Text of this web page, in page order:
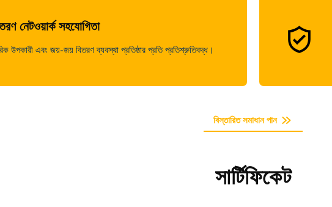
নেটওয়ার্ক সহযোগিতা
উপকারী এবং জয়-জয় বিতরণ ব্যবস্থা প্রতিষ্ঠার প্রতি প্রতিশ্রুতিবদ্ধ।
বিস্তারিত সমাধান পান
সার্টিফিকেট